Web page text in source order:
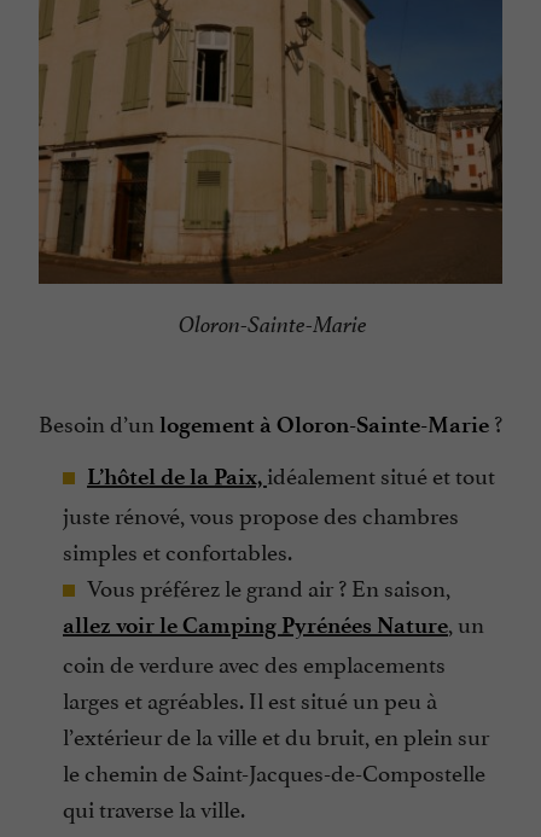
Oloron-Sainte-Marie
Besoin d’un logement à Oloron-Sainte-Marie ?
L’hôtel de la Paix, idéalement situé et tout
juste rénové, vous propose des chambres
simples et confortables.
Vous préférez le grand air ? En saison,
allez voir le Camping Pyrénées Nature, un
coin de verdure avec des emplacements
larges et agréables. Il est situé un peu à
l’extérieur de la ville et du bruit, en plein sur
le chemin de Saint-Jacques-de-Compostelle
qui traverse la ville.